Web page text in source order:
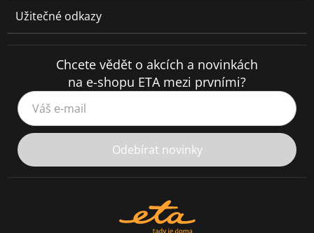
Užitečné odkazy
Chcete vědět o akcích a novinkách
na e-shopu ETA mezi prvními?
Váš e-mail
Odebírat novinky